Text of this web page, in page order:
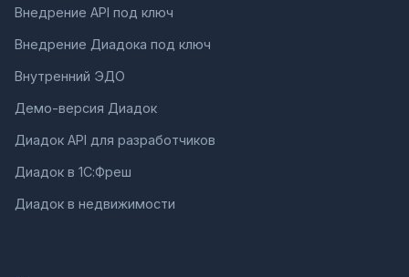
Внедрение API под ключ
Внедрение Диадока под ключ
Внутренний ЭДО
Демо-версия Диадок
Диадок API для разработчиков
Диадок в 1С:Фреш
Диадок в недвижимости